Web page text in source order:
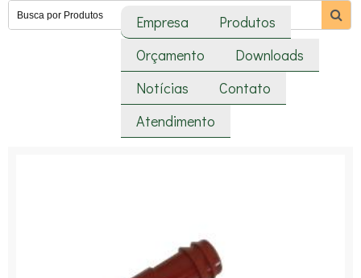
Empresa
Produtos
Orçamento
Downloads
Notícias
Contato
Atendimento